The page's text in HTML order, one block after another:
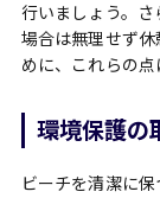
行いましょう。
場合は無理せず
めに、これらの点
環境保護の
ビーチを清潔に